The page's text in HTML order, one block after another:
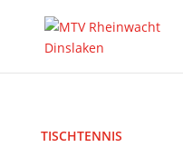
TISCHTENNIS